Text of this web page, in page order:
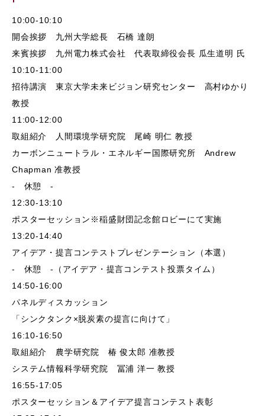
10:00-10:10
開会挨拶 九州大学総長 石橋 達朗
来賓挨拶 九州電力株式会社 代表取締役会長 瓜生道明 氏
10:10-11:00
招待講演 東京大学未来ビジョン研究センター 高村ゆかり
教授
11:00-12:00
取組紹介 人間環境学研究院 尾崎 明仁 教授
カーボンニュートラル・エネルギー国際研究所 Andrew
Chapman 准教授
- 休憩 -
12:30-13:10
ポスターセッション※稲盛財団記念館ロビーにて実施
13:20-14:40
アイデア・提言コンテストプレゼンテーション（本選）
- 休憩 -（アイデア・提言コンテスト投票タイム）
14:50-16:00
パネルディスカッション
「シンクタンク×脱炭素の提言に向けて」
16:10-16:50
取組紹介 農学研究院 椿 俊太郎 准教授
システム情報科学研究院 冨浦 洋一 教授
16:55-17:05
ポスターセッション＆アイデア提言コンテスト表彰